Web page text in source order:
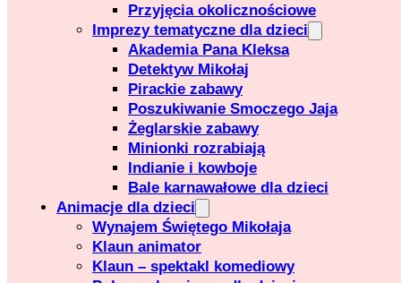
Przyjęcia okolicznościowe
Imprezy tematyczne dla dzieci
Akademia Pana Kleksa
Detektyw Mikołaj
Pirackie zabawy
Poszukiwanie Smoczego Jaja
Żeglarskie zabawy
Minionki rozrabiają
Indianie i kowboje
Bale karnawałowe dla dzieci
Animacje dla dzieci
Wynajem Świętego Mikołaja
Klaun animator
Klaun – spektakl komediowy